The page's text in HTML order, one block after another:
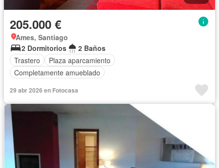
205.000 €
Ames, Santiago
2 Dormitorios
2 Baños
Trastero
Plaza aparcamiento
Completamente amueblado
29 abr 2026 en Fotocasa